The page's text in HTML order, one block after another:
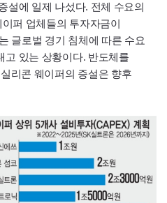
설에 일제 나섰다. 전체 수요의
퍼 업체들의 투자자금이
글로벌 경기 침체에 따른 수요
고 있는 상황이다. 반도체를
리콘 웨이퍼의 증설은 향후